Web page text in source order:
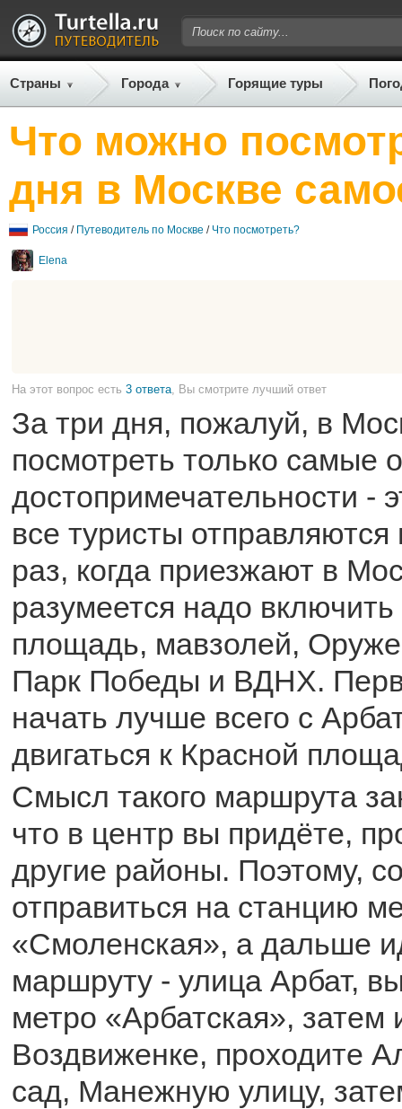
Страны Города Горящие туры
Что можно
дня в Москве
Россия / Путеводитель по Москве / Что посмотреть?
Elena
На этот вопрос есть 3 ответа , Вы смотрите лучший ответ
За три дня, пожалуй, в
посмотреть только самые
достопримечательности -
все туристы
раз, когда приезжают в
разумеется надо
площадь, мавзолей,
Парк Победы и ВДНХ.
начать лучше всего с
двигаться к Красной
Смысл такого маршрута
что в центр вы придёте,
другие районы. Поэтому,
отправиться на станцию
«Смоленская», а дальше
маршруту - улица Арбат,
метро «Арбатская», затем
Воздвиженке, проходите
сад, Манежную улицу,